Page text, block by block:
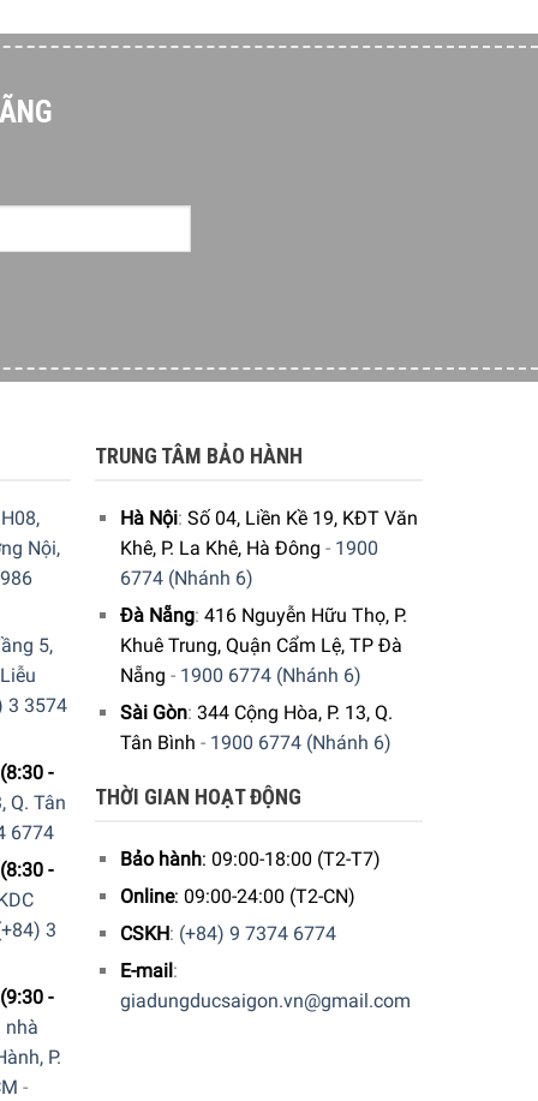
giá thành tương đối cao. Tuy nhiên, cộng
Việt Nam và nhiều quốc gia trên thế giới.
Nội,
5,
3 3574
-
Q. Tân
6774
-
3
-
nhà
P.
-
TRUNG TÂM BẢO HÀNH
Hà Nội: Số 04, Liền Kề 19, KĐT Văn
Khê, P. La Khê, Hà Đông - 1900
6774 (Nhánh 6)
Đà Nẵng: 416 Nguyễn Hữu Thọ, P.
Khuê Trung, Quận Cẩm Lệ, TP Đà
Nẵng - 1900 6774 (Nhánh 6)
Sài Gòn: 344 Cộng Hòa, P. 13, Q.
Tân Bình - 1900 6774 (Nhánh 6)
THỜI GIAN HOẠT ĐỘNG
Bảo hành: 09:00-18:00 (T2-T7)
Online: 09:00-24:00 (T2-CN)
CSKH: (+84) 9 7374 6774
E-mail:
giadungducsaigon.vn@gmail.com